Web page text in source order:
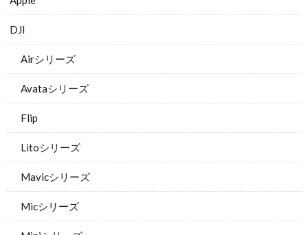
DJI
Airシリーズ
Avataシリーズ
Flip
Litoシリーズ
Mavicシリーズ
Micシリーズ